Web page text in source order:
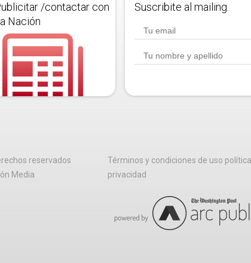
/contactar con
Nación
Suscribite al mailing.
reservados
Media
Términos y condiciones de uso
privacidad